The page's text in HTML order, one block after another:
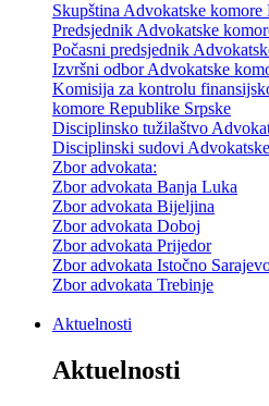
Skupština Advokatske komore
Predsjednik Advokatske
Počasni predsjednik
Izvršni odbor Advokatske
Komisija za kontrolu
komore Republike Srpske
Disciplinsko tužilaštvo
Disciplinski sudovi
Zbor advokata:
Zbor advokata Banja Luka
Zbor advokata Bijeljina
Zbor advokata Doboj
Zbor advokata Prijedor
Zbor advokata Istočno
Zbor advokata Trebinje
Aktuelnosti
Aktuelnosti